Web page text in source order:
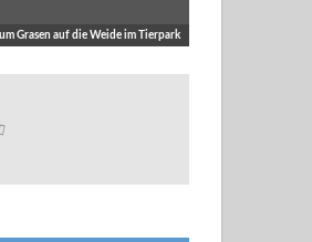
Grasen auf die Weide im Tierpark